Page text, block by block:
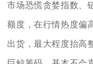
市场恐慌贪婪指数、
额度，在行情热度偏
出货，最大程度抬高